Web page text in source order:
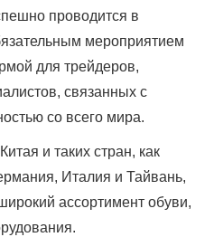
проводится в
мероприятием
для трейдеров,
связанных с
со всего мира.
и таких стран, как
Италия и Тайвань,
ассортимент обуви,